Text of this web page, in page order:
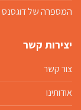
המספרה של דוגסנס
יצירות קשר
צור קשר
אודותינו